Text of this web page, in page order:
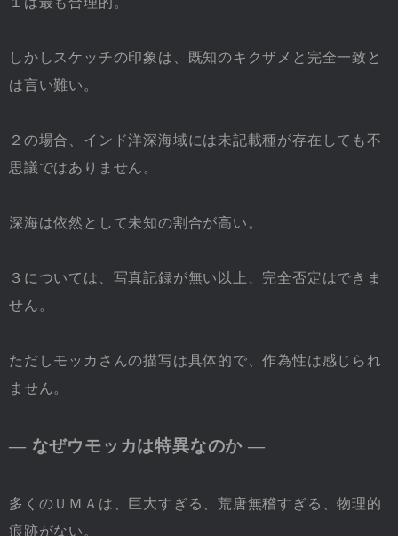
しかしスケッチの印象は、既知のキクザメと完全一致と
は言い難い。
２の場合、インド洋深海域には未記載種が存在しても不
思議ではありません。
深海は依然として未知の割合が高い。
３については、写真記録が無い以上、完全否定はできま
せん。
ただしモッカさんの描写は具体的で、作為性は感じられ
ません。
― なぜウモッカは特異なのか ―
多くのＵＭＡは、巨大すぎる、荒唐無稽すぎる、物理的
痕跡がない。